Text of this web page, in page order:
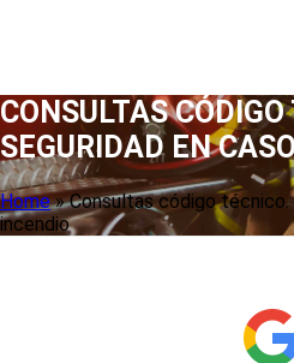
CONSULTAS
SEGURIDAD EN
Home»Consultas código técnico.
incendio